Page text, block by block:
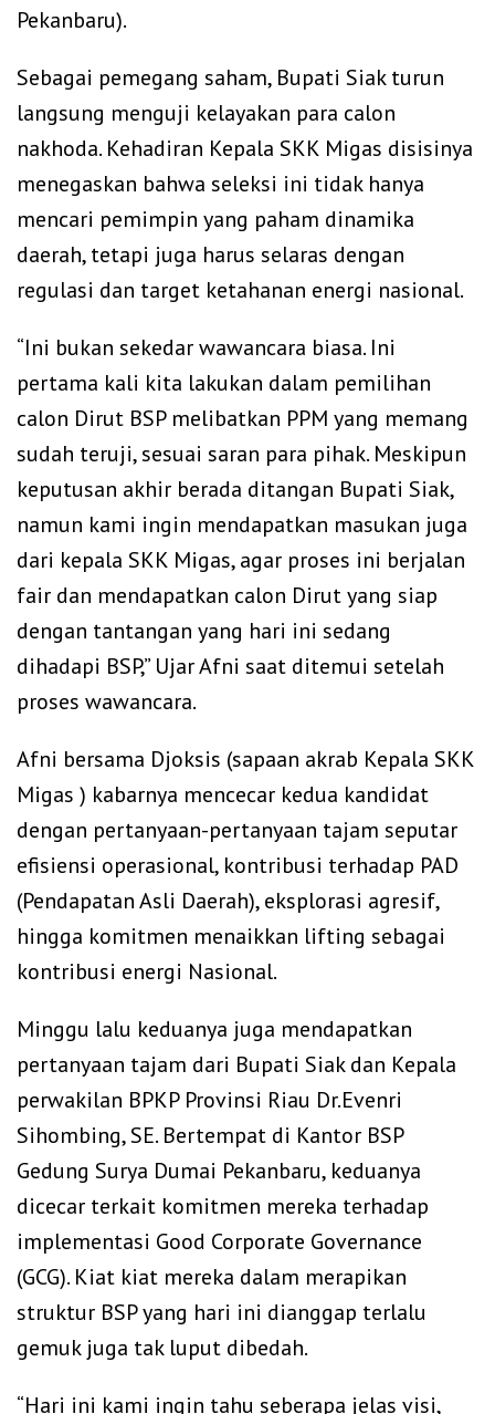
Pekanbaru).
Sebagai pemegang saham, Bupati Siak turun
langsung menguji kelayakan para calon
nakhoda. Kehadiran Kepala SKK Migas disisinya
menegaskan bahwa seleksi ini tidak hanya
mencari pemimpin yang paham dinamika
daerah, tetapi juga harus selaras dengan
regulasi dan target ketahanan energi nasional.
“Ini bukan sekedar wawancara biasa. Ini
pertama kali kita lakukan dalam pemilihan
calon Dirut BSP melibatkan PPM yang memang
sudah teruji, sesuai saran para pihak. Meskipun
keputusan akhir berada ditangan Bupati Siak,
namun kami ingin mendapatkan masukan juga
dari kepala SKK Migas, agar proses ini berjalan
fair dan mendapatkan calon Dirut yang siap
dengan tantangan yang hari ini sedang
dihadapi BSP,” Ujar Afni saat ditemui setelah
proses wawancara.
Afni bersama Djoksis (sapaan akrab Kepala SKK
Migas ) kabarnya mencecar kedua kandidat
dengan pertanyaan-pertanyaan tajam seputar
efisiensi operasional, kontribusi terhadap PAD
(Pendapatan Asli Daerah), eksplorasi agresif,
hingga komitmen menaikkan lifting sebagai
kontribusi energi Nasional.
Minggu lalu keduanya juga mendapatkan
pertanyaan tajam dari Bupati Siak dan Kepala
perwakilan BPKP Provinsi Riau Dr.Evenri
Sihombing, SE. Bertempat di Kantor BSP
Gedung Surya Dumai Pekanbaru, keduanya
dicecar terkait komitmen mereka terhadap
implementasi Good Corporate Governance
(GCG). Kiat kiat mereka dalam merapikan
struktur BSP yang hari ini dianggap terlalu
gemuk juga tak luput dibedah.
“Hari ini kami ingin tahu seberapa jelas visi,